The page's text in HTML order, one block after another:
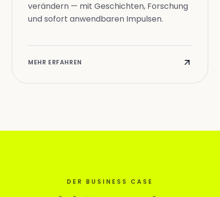
verändern — mit Geschichten, Forschung
und sofort anwendbaren Impulsen.
MEHR ERFAHREN
DER BUSINESS CASE